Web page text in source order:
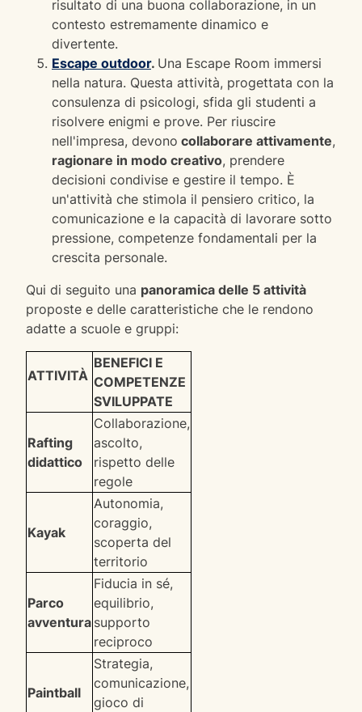
risultato di una buona collaborazione, in un
contesto estremamente dinamico e
divertente.
Escape outdoor. Una Escape Room immersi
nella natura. Questa attività, progettata con la
consulenza di psicologi, sfida gli studenti a
risolvere enigmi e prove. Per riuscire
nell'impresa, devono collaborare attivamente,
ragionare in modo creativo, prendere
decisioni condivise e gestire il tempo. È
un'attività che stimola il pensiero critico, la
comunicazione e la capacità di lavorare sotto
pressione, competenze fondamentali per la
crescita personale.
Qui di seguito una panoramica delle 5 attività
proposte e delle caratteristiche che le rendono
adatte a scuole e gruppi:
ATTIVITÀ
BENEFICI E
COMPETENZE
SVILUPPATE
Rafting
didattico
Collaborazione,
ascolto,
rispetto delle
regole
Kayak
Autonomia,
coraggio,
scoperta del
territorio
Parco
avventura
Fiducia in sé,
equilibrio,
supporto
reciproco
Paintball
Strategia,
comunicazione,
gioco di